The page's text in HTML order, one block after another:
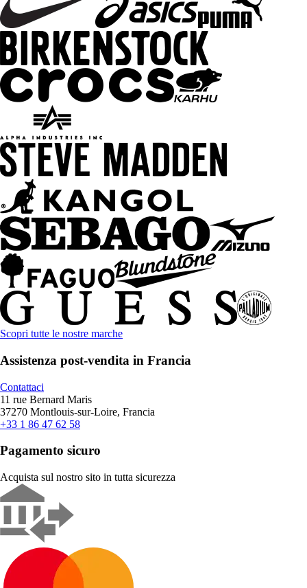
Scopri tutte le nostre marche
Assistenza post-vendita in Francia
Contattaci
11 rue Bernard Maris
37270 Montlouis-sur-Loire, Francia
+33 1 86 47 62 58
Pagamento sicuro
Acquista sul nostro sito in tutta sicurezza